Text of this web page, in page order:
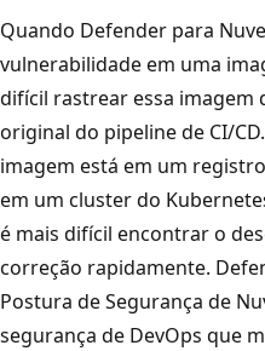
Quando Defender para
vulnerabilidade em uma
difícil rastrear essa imagem
original do pipeline de CI/
imagem está em um
em um cluster do
é mais difícil encontrar o
correção rapidamente.
Postura de Segurança de
segurança de DevOps que